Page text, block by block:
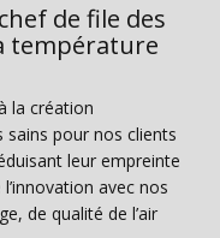
de file des
température
la création
sains pour nos clients
leur empreinte
avec nos
de qualité de l’air